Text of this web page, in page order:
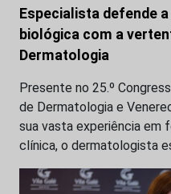
Especialista defende
biológica com a
Dermatologia
Presente no 25.º
de Dermatologia e
sua vasta experiência em
clínica, o dermatologista